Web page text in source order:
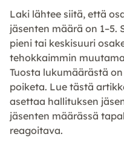
Laki lähtee siitä, että
jäsenten määrä on 1–5.
pieni tai keskisuuri
tehokkaimmin
Tuosta lukumäärästä
poiketa. Lue tästä
asettaa hallituksen
jäsenten määrässä
reagoitava.